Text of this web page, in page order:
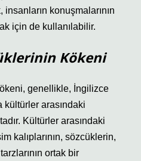
konuşmalarının
için de kullanılabilir.
Kökeni
genellikle, İngilizce
arasındaki
Kültürler arasındaki
kalıplarının, sözcüklerin,
ortak bir